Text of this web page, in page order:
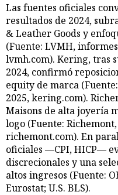
Las fuentes oficiales
resultados de 2024,
& Leather Goods y
(Fuente: LVMH,
lvmh.com). Kering, tras
2024, confirmó
equity de marca
2025, kering.com).
Maisons de alta joyería
logo (Fuente:
richemont.com). En
oficiales —CPI, HICP—
discrecionales y una
altos ingresos (Fuente:
Eurostat; U.S. BLS).